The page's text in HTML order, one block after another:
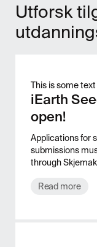
Utforsk
This is some
iEarth
open!
Applications for
submissions
through
Read more